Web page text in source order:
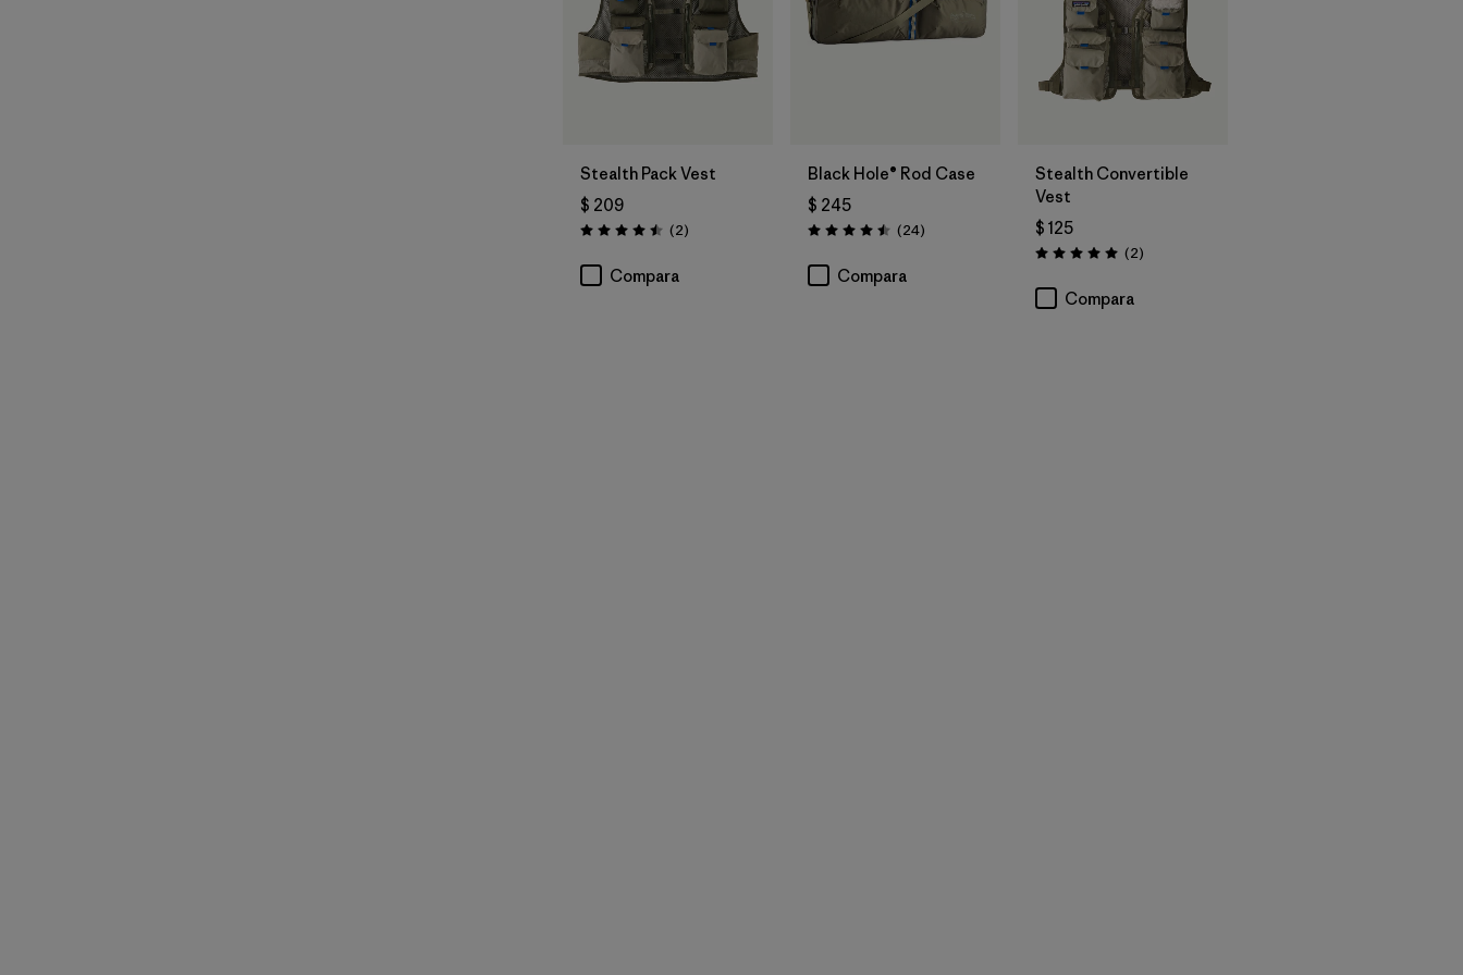
Stealth Pack Vest
$ 209
Valoración: 4.5 / 5
(2Comentarios
)
Compara
Black Hole® Rod Case
$ 245
Valoración: 4.5 / 5
(24Comentarios
)
Compara
Agregar a la
Bolsa
Stealth Convertible
Vest
$ 125
Valoración: 5.0 / 5
(2Comentarios
)
Compara